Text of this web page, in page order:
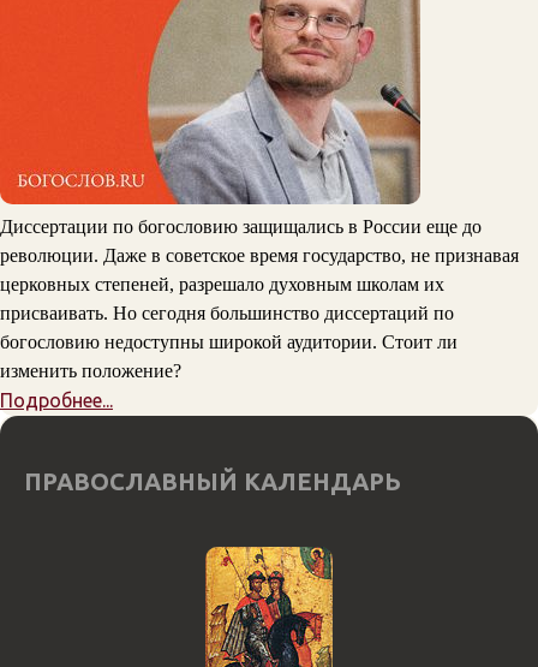
Диссертации по богословию защищались в России еще до
революции. Даже в советское время государство, не признавая
церковных степеней, разрешало духовным школам их
присваивать. Но сегодня большинство диссертаций по
богословию недоступны широкой аудитории. Стоит ли
изменить положение?
Подробнее...
ПРАВОСЛАВНЫЙ КАЛЕНДАРЬ